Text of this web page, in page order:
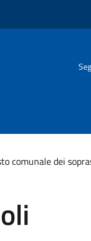
comunale dei